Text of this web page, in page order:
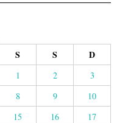
S S D
1 2
3
8 9
10
15 16
17